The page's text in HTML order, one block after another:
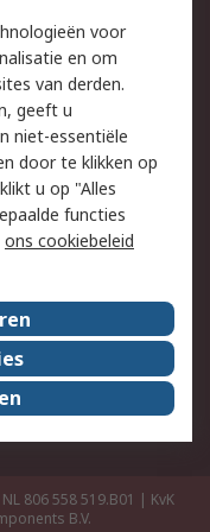
veiligheid
ons
bij RS
806 558 519.B01 | KvK
B.V.
voor
en om
van derden.
geeft u
niet-essentiële
door te klikken op
u op "Alles
functies
ons cookiebeleid